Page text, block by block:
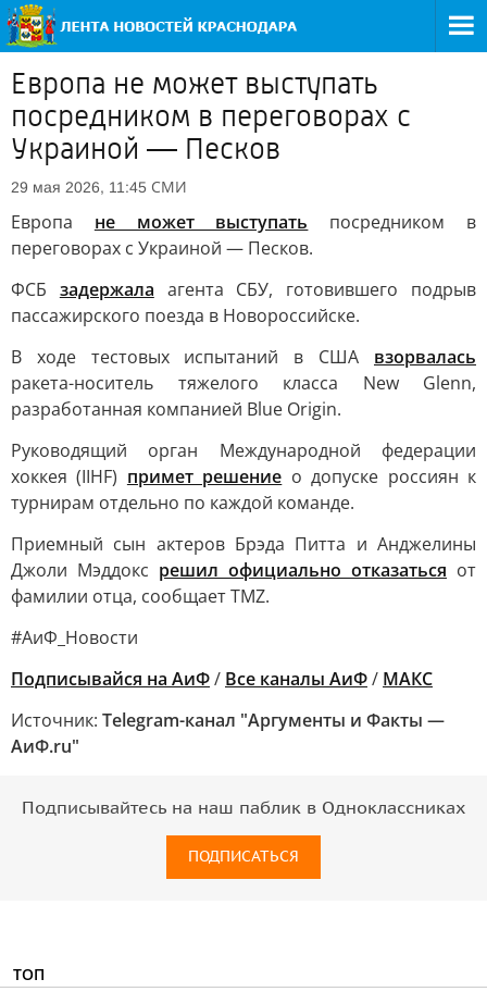
Европа не может выступать
посредником в переговорах с
Украиной — Песков
29 мая 2026, 11:45 СМИ
Европа не может выступать посредником в
переговорах с Украиной — Песков.
ФСБ задержала агента СБУ, готовившего подрыв
пассажирского поезда в Новороссийске.
В ходе тестовых испытаний в США взорвалась
ракета-носитель тяжелого класса New Glenn,
разработанная компанией Blue Origin.
Руководящий орган Международной федерации
хоккея (IIHF) примет решение о допуске россиян к
турнирам отдельно по каждой команде.
Приемный сын актеров Брэда Питта и Анджелины
Джоли Мэддокс решил официально отказаться от
фамилии отца, сообщает TMZ.
#АиФ_Новости
Подписывайся на АиФ/ Все каналы АиФ/ MAКС
Источник: Telegram-канал "Аргументы и Факты —
АиФ.ru"
Подписывайтесь на наш паблик в Одноклассниках
ПОДПИСАТЬСЯ
ТОП